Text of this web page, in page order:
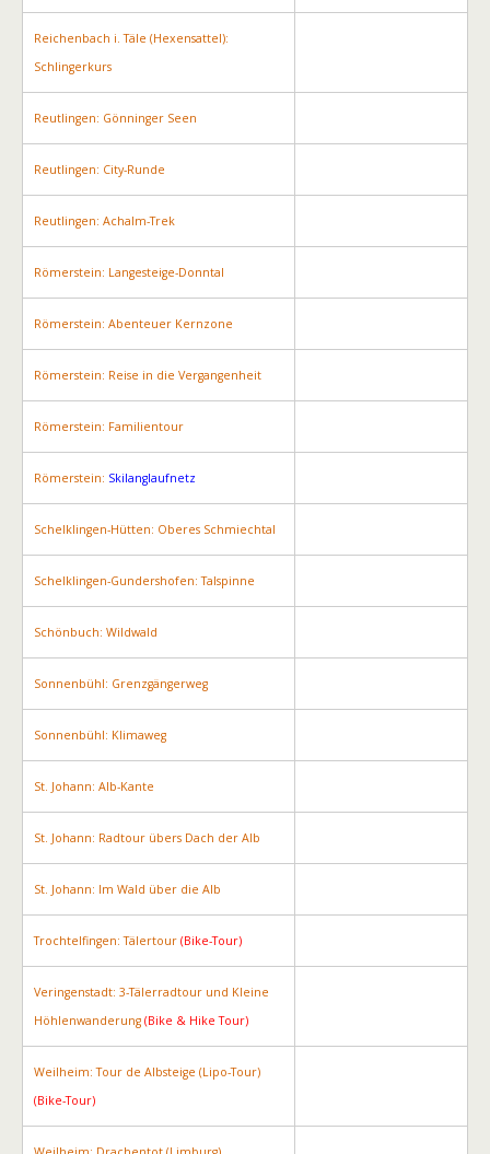
Reichenbach i. Täle (Hexensattel):
Schlingerkurs
Reutlingen: Gönninger Seen
Reutlingen: City-Runde
Reutlingen: Achalm-Trek
Römerstein: Langesteige-Donntal
Römerstein: Abenteuer Kernzone
Römerstein: Reise in die Vergangenheit
Römerstein: Familientour
Römerstein: Skilanglaufnetz
Schelklingen-Hütten: Oberes Schmiechtal
Schelklingen-Gundershofen: Talspinne
Schönbuch: Wildwald
Sonnenbühl: Grenzgängerweg
Sonnenbühl: Klimaweg
St. Johann: Alb-Kante
St. Johann: Radtour übers Dach der Alb
St. Johann: Im Wald über die Alb
Trochtelfingen: Tälertour (Bike-Tour)
Veringenstadt: 3-Tälerradtour und Kleine
Höhlenwanderung (Bike & Hike Tour)
Weilheim: Tour de Albsteige (Lipo-Tour)
(Bike-Tour)